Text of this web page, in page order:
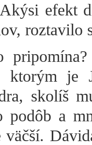
efekt
roztavilo
ktorým je
skolíš
podôb a